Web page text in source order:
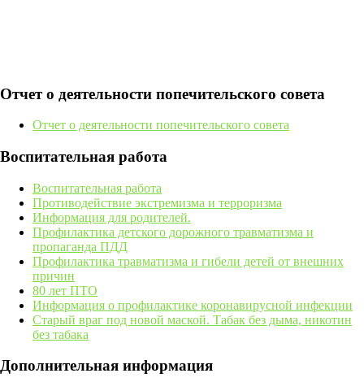
Отчет о деятельности попечительского совета
Отчет о деятельности попечительского совета
Воспитательная работа
Воспитательная работа
Противодействие экстремизма и терроризма
Информация для родителей.
Профилактика детского дорожного травматизма и
пропаганда ПДД
Профилактика травматизма и гибели детей от внешних
причин
80 лет ПТО
Информация о профилактике коронавирусной инфекции
Старый враг под новой маской. Табак без дыма, никотин
без табака
Дополнительная информация